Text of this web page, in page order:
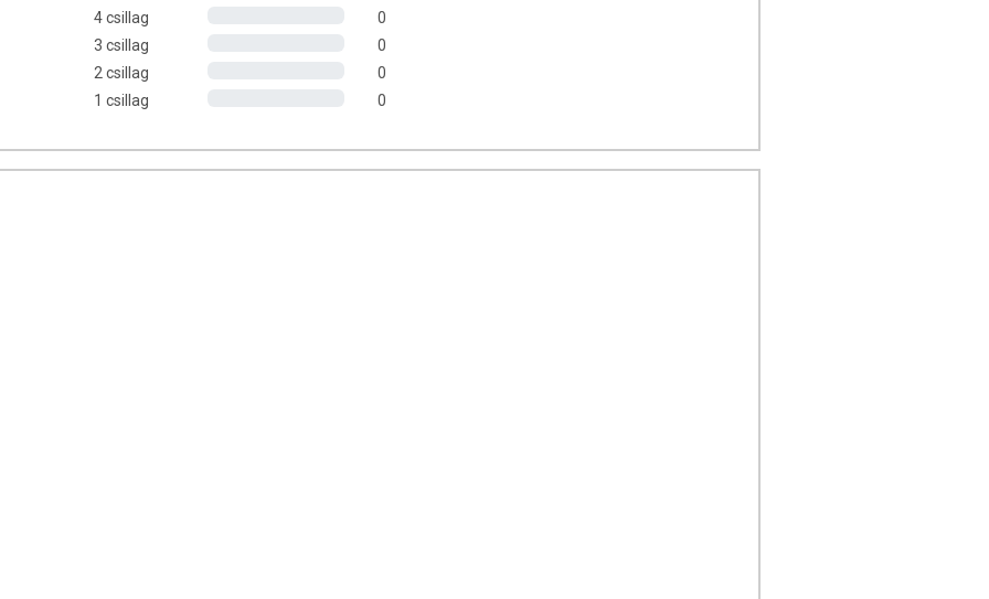
feltüntetett időpontot.
frissítjük, törekszünk arra, hogy naprakészek legyenek.
ennek ellenére a webshopon szereplő adatok (beleértve a
információkat is) csak tájékoztató jellegűek, a tényleges
adódóan. A friss, aktuális információkat a termékek
4 csillag
0
3 csillag
0
2 csillag
0
1 csillag
0